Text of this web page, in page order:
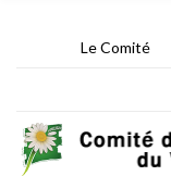
Le Comité